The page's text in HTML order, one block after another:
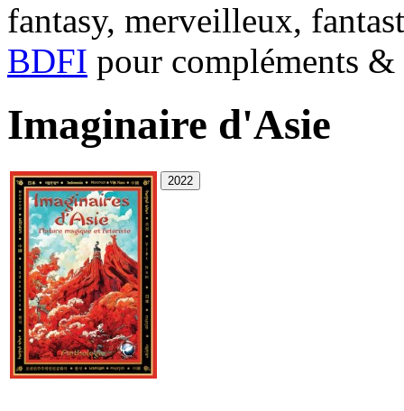
fantasy, merveilleux,
BDFI pour compléments
Imaginaire d'Asie